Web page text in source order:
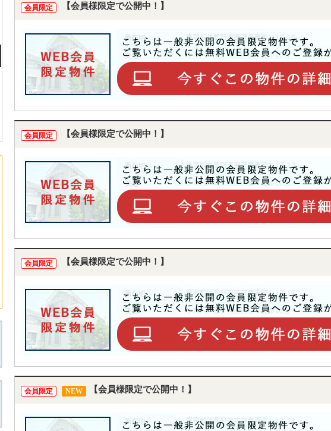
会員限定 【会員様限定で公開中！】
会員限定 【会員様限定で公開中！】
会員限定 【会員様限定で公開中！】
会員限定 NEW 【会員様限定で公開中！】